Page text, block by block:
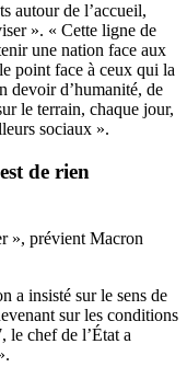
autour de l’accueil,
». « Cette ligne de
une nation face aux
point face à ceux qui la
devoir d’humanité, de
le terrain, chaque jour,
sociaux ».
de rien
», prévient Macron
a insisté sur le sens de
sur les conditions
le chef de l’État a